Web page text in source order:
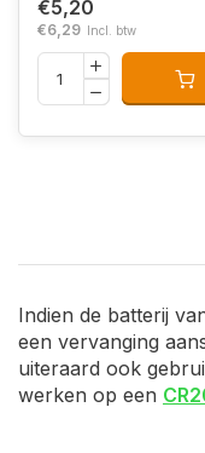
€5,20
€6,29 Incl. btw
Indien de batterij
een vervanging
uiteraard ook
werken op een